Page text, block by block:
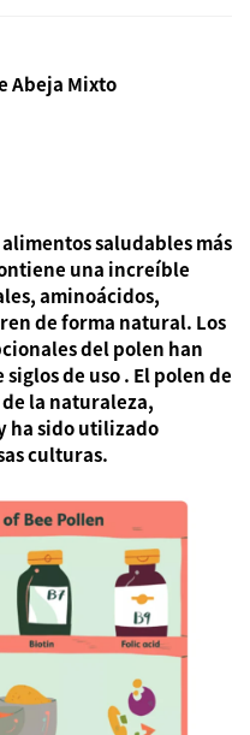
Abeja Mixto
alimentos saludables más
una increíble
aminoácidos,
de forma natural. Los
del polen han
siglos de uso. El polen de
de la naturaleza,
ha sido utilizado
culturas.